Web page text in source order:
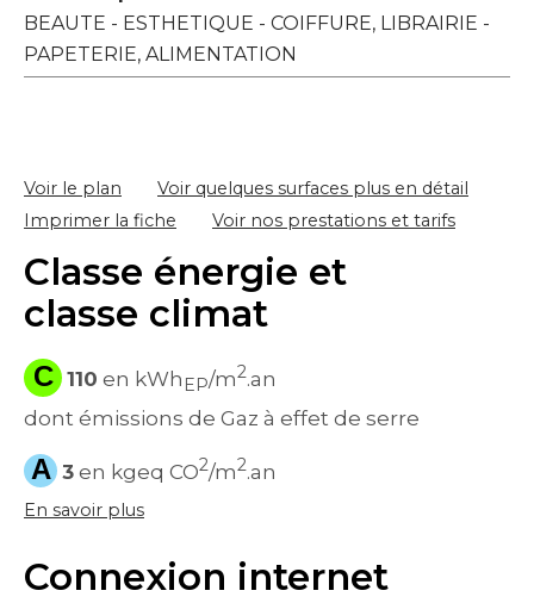
BEAUTE - ESTHETIQUE - COIFFURE, LIBRAIRIE -
PAPETERIE, ALIMENTATION
Voir le plan
Voir quelques surfaces plus en détail
Imprimer la fiche
Voir nos prestations et tarifs
Classe énergie et
classe climat
C 110 en kWh EP/m2.an
dont émissions de Gaz à effet de serre
A 3 en kgeq CO2/m2.an
En savoir plus
Connexion internet